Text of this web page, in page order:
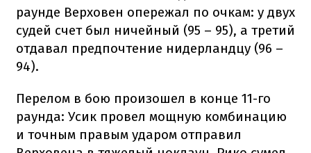
раунде Верховен опережал по очкам: у двух
судей счет был ничейный (95 – 95), а третий
отдавал предпочтение нидерландцу (96 –
94).
Перелом в бою произошел в конце 11-го
раунда: Усик провел мощную комбинацию
и точным правым ударом отправил